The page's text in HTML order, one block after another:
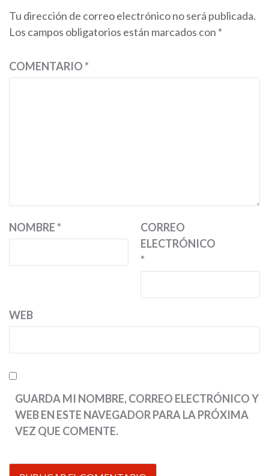
Tu dirección de correo electrónico no será publicada.
Los campos obligatorios están marcados con *
COMENTARIO*
NOMBRE*
CORREO
ELECTRÓNICO
*
WEB
GUARDA MI NOMBRE, CORREO ELECTRÓNICO Y
WEB EN ESTE NAVEGADOR PARA LA PRÓXIMA
VEZ QUE COMENTE.